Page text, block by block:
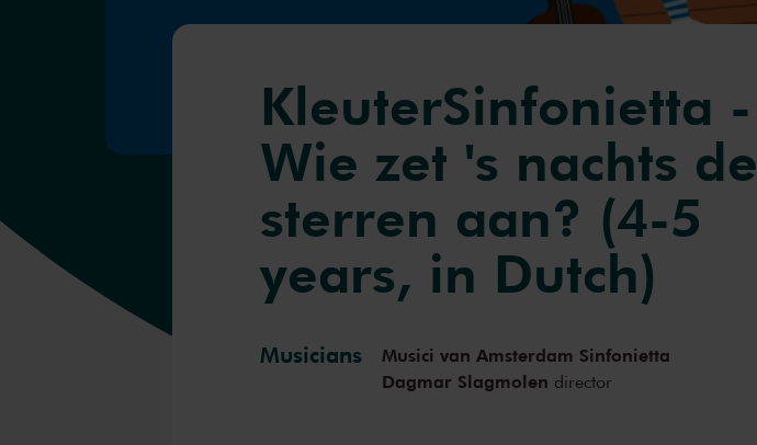
KleuterSinfonietta -
Wie zet 's nachts de
sterren aan? (4-5
years, in Dutch)
Musicians
Musici van Amsterdam Sinfonietta
Dagmar Slagmolen director